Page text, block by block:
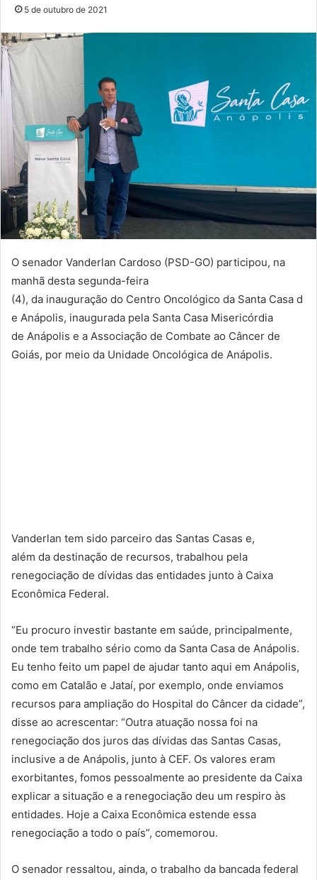
5 de outubro de 2021
O senador Vanderlan Cardoso (PSD-GO) participou, na
manhã desta segunda-feira
(4), da inauguração do Centro Oncológico da Santa Casa d
e Anápolis, inaugurada pela Santa Casa Misericórdia
de Anápolis e a Associação de Combate ao Câncer de
Goiás, por meio da Unidade Oncológica de Anápolis.
Vanderlan tem sido parceiro das Santas Casas e,
além da destinação de recursos, trabalhou pela
renegociação de dívidas das entidades junto à Caixa
Econômica Federal.
“Eu procuro investir bastante em saúde, principalmente,
onde tem trabalho sério como da Santa Casa de Anápolis.
Eu tenho feito um papel de ajudar tanto aqui em Anápolis,
como em Catalão e Jataí, por exemplo, onde enviamos
recursos para ampliação do Hospital do Câncer da cidade”,
disse ao acrescentar: “Outra atuação nossa foi na
renegociação dos juros das dívidas das Santas Casas,
inclusive a de Anápolis, junto à CEF. Os valores eram
exorbitantes, fomos pessoalmente ao presidente da Caixa
explicar a situação e a renegociação deu um respiro às
entidades. Hoje a Caixa Econômica estende essa
renegociação a todo o país”, comemorou.
O senador ressaltou, ainda, o trabalho da bancada federal